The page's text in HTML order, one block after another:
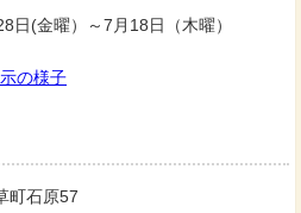
(金曜）～7月18日（木曜）
の様子
町石原57